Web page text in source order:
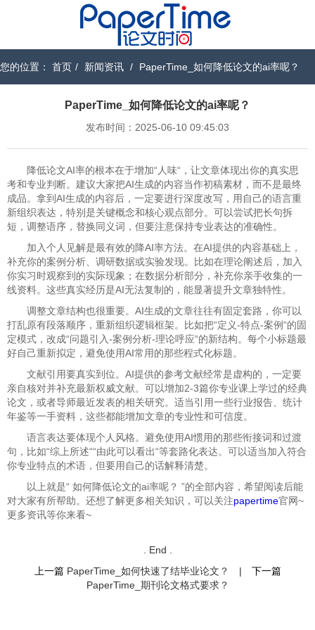
您的位置： 首页 / 新闻资讯 / PaperTime_如何降低论文的ai率呢？
PaperTime_如何降低论文的ai率呢？
发布时间：2025-06-10 09:45:03
降低论文AI率的根本在于增加“人味“，让文章体现出你的真实思
考和专业判断。建议大家把AI生成的内容当作初稿素材，而不是最终
成品。拿到AI生成的内容后，一定要进行深度改写，用自己的语言重
新组织表达，特别是关键概念和核心观点部分。可以尝试把长句拆
短，调整语序，替换同义词，但要注意保持专业表达的准确性。
加入个人见解是最有效的降AI率方法。在AI提供的内容基础上，
补充你的案例分析、调研数据或实验发现。比如在理论阐述后，加入
你实习时观察到的实际现象；在数据分析部分，补充你亲手收集的一
线资料。这些真实经历是AI无法复制的，能显著提升文章独特性。
调整文章结构也很重要。AI生成的文章往往有固定套路，你可以
打乱原有段落顺序，重新组织逻辑框架。比如把“定义-特点-案例“的固
定模式，改成“问题引入-案例分析-理论呼应“的新结构。每个小标题最
好自己重新拟定，避免使用AI常用的那些程式化标题。
文献引用要真实到位。AI提供的参考文献经常是虚构的，一定要
亲自核对并补充最新权威文献。可以增加2-3篇你专业课上学过的经典
论文，或者导师最近发表的相关研究。适当引用一些行业报告、统计
年鉴等一手资料，这些都能增加文章的专业性和可信度。
语言表达要体现个人风格。避免使用AI惯用的那些衔接词和过渡
句，比如“综上所述““由此可以看出“等套路化表达。可以适当加入符合
你专业特点的术语，但要用自己的话解释清楚。
以上就是“ 如何降低论文的ai率呢？ ”的全部内容，希望阅读后能
对大家有所帮助。还想了解更多相关知识，可以关注papertime官网~
更多资讯等你来看~
. End .
上一篇 PaperTime_如何快速了结毕业论文？ |
下一篇
PaperTime_期刊论文格式要求？